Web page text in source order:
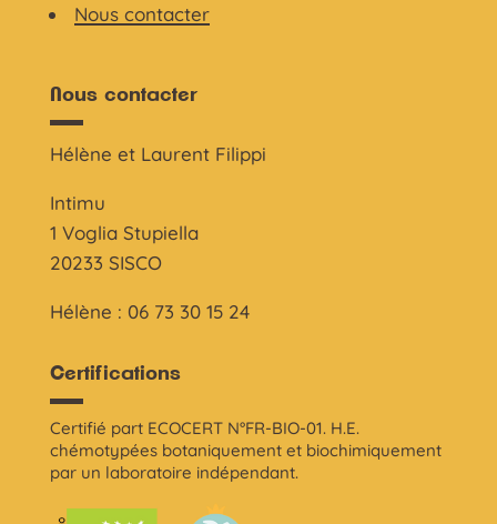
Nous contacter
Nous contacter
Hélène et Laurent Filippi
Intimu
1 Voglia Stupiella
20233 SISCO
Hélène : 06 73 30 15 24
Certifications
Certifié part ECOCERT N°FR-BIO-01. H.E.
chémotypées botaniquement et biochimiquement
par un laboratoire indépendant.